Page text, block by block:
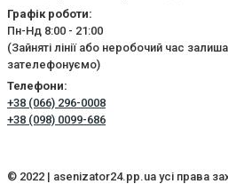
Графік роботи:
Пн-Нд 8:00 - 21:00
(Зайняті лінії або неробочий час
зателефонуємо)
Телефони:
+38 (066) 296-0008
+38 (098) 0099-686
© 2022 | asenizator24.pp.ua усі права